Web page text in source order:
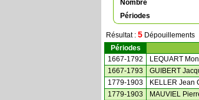
Nombre
Périodes
Résultat : 5 Dépouillements
Périodes
1667-1792
LEQUART
1667-1793
GUIBERT
1779-1903
KELLER Jean
1779-1903
MAUVIEL